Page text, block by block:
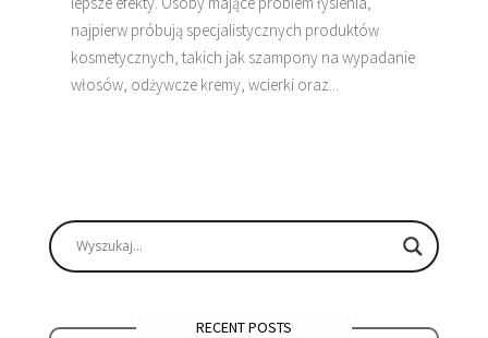
najpierw próbują specjalistycznych produktów
kosmetycznych, takich jak szampony na wypadanie
włosów, odżywcze kremy, wcierki oraz...
RECENT POSTS